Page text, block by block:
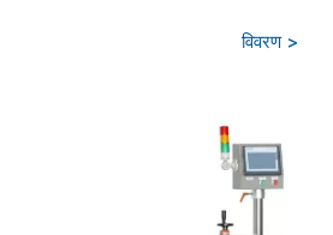
विवरण >